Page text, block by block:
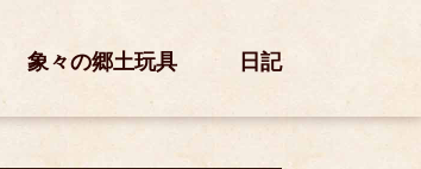
象々の郷土玩具 日記